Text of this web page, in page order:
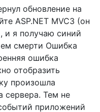
обновление на
ASP.NET MVC3 (он
и я получаю синий
смерти Ошибка
ошибка
отобразить
произошла
сервера. Тем не
приложений